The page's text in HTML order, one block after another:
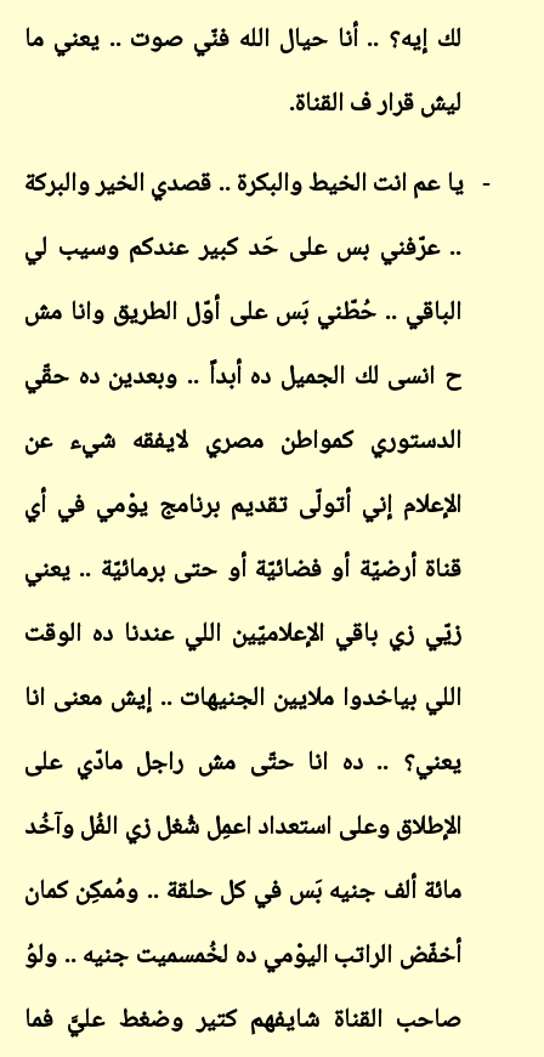
لك إيه؟ .. أنا حيال الله فنّي صوت .. يعني ما
ليش قرار ف القناة.
- يا عم انت الخيط والبكرة .. قصدي الخير والبركة
.. عرّفني بس على حَد كبير عندكم وسيب لي
الباقي .. حُطّني بَس على أوّل الطريق وانا مش
ح انسى لك الجميل ده أبداً .. وبعدين ده حقّي
الدستوري كمواطن مصري لايفقه شيء عن
الإعلام إني أتولّى تقديم برنامج يوْمي في أي
قناة أرضيّة أو فضائيّة أو حتى برمائيّة .. يعني
زيّي زي باقي الإعلاميّين اللي عندنا ده الوقت
اللي بياخدوا ملايين الجنيهات .. إيش معنى انا
يعني؟ .. ده انا حتّى مش راجل مادّي على
الإطلاق وعلى استعداد اعمِل شُغل زي الفُل وآخُد
مائة ألف جنيه بَس في كل حلقة .. ومُمكِن كمان
أخفّض الراتب اليوْمي ده لخُمسميت جنيه .. ولوُ
صاحب القناة شايفهم كتير وضغط عليَّ فما